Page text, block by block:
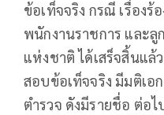
ข้อเท็จจริง กรณี เรื่องร้
พนักงานราชการ และลู
แห่งชาติ ได้เสร็จสิ้นแล้
สอบข้อเท็จจริง มีมติเอ
ตำรวจ ดังมีรายชื่อ ต่อไ